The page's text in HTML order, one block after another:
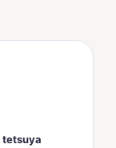
tetsuya